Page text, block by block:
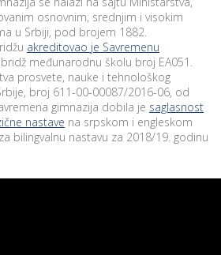
osnovnim, srednjim i visokim
u Srbiji, pod brojem 1882.
akreditovao je Savremenu
međunarodnu školu broj EA051.
prosvete, nauke i tehnološkog
broj 611-00-00087/2016-06, od
gimnazija dobila je saglasnost
nastave na srpskom i engleskom
bilingvalnu nastavu za 2018/19. godinu